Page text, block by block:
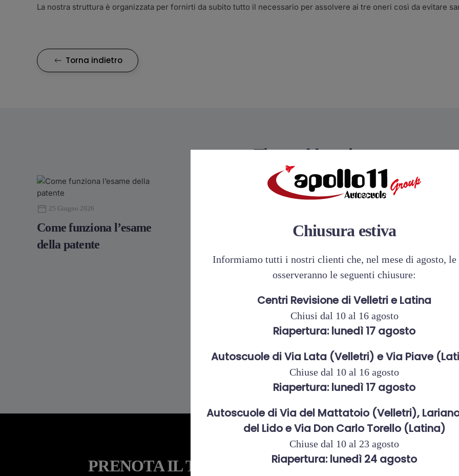
La nostra struttura è organizzata per fornirti da subito tutto il necessario per assolvere ai tre oneri così da evitare
Torna indietro
Ti potrebbero interessare…
25 Giugno 2026
Come funziona l’esame
della patente
Patente B 78:come
PRENOTA IL TUO
Chiusura estiva
Informiamo tutti i nostri clienti che, nel mese di agosto, le
osserveranno le seguenti chiusure:
Centri Revisione di Velletri e Latina
Chiusi dal 10 al 16 agosto
Riapertura: lunedì 17 agosto
Autoscuole di Via Lata (Velletri) e Via Piave
Chiuse dal 10 al 16 agosto
Riapertura: lunedì 17 agosto
Autoscuole di Via del Mattatoio (Velletri),
del Lido e Via Don Carlo Torello (Latina)
Chiuse dal 10 al 23 agosto
Riapertura: lunedì 24 agosto